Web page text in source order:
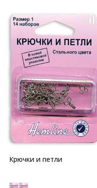
Крючки и петли